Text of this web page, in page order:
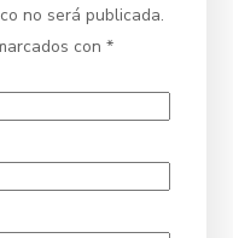
no será publicada.
con*